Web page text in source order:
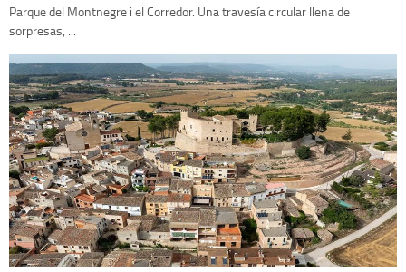
Parque del Montnegre i el Corredor. Una travesía circular llena de
sorpresas, ...